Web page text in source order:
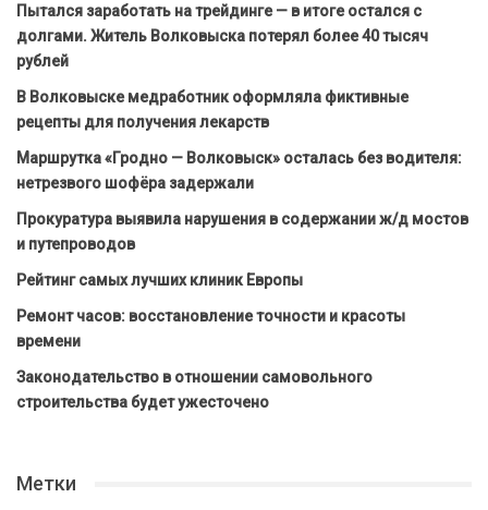
Пытался заработать на трейдинге — в итоге остался с
долгами. Житель Волковыска потерял более 40 тысяч
рублей
В Волковыске медработник оформляла фиктивные
рецепты для получения лекарств
Маршрутка «Гродно — Волковыск» осталась без водителя:
нетрезвого шофёра задержали
Прокуратура выявила нарушения в содержании ж/д мостов
и путепроводов
Рейтинг самых лучших клиник Европы
Ремонт часов: восстановление точности и красоты
времени
Законодательство в отношении самовольного
строительства будет ужесточено
Метки